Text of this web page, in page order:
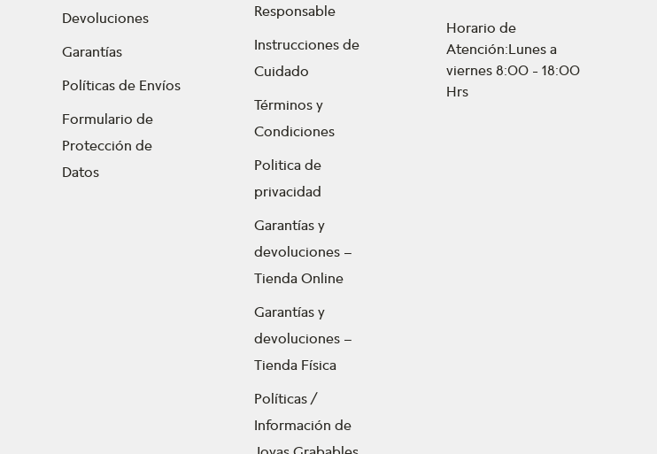
Devoluciones
Garantías
Políticas de Envíos
Formulario de
Protección de
Datos
Responsable
Instrucciones de
Cuidado
Términos y
Condiciones
Politica de
privacidad
Garantías y
devoluciones –
Tienda Online
Garantías y
devoluciones –
Tienda Física
Políticas /
Información de
Horario de
Atención:Lunes a
viernes 8:00 - 18:00
Hrs